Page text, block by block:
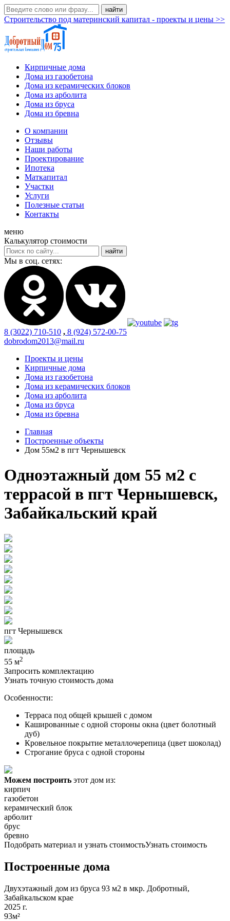
Строительство под материнский капитал - проекты и цены >>
Кирпичные дома
Дома из газобетона
Дома из керамических блоков
Дома из арболита
Дома из бруса
Дома из бревна
О компании
Отзывы
Наши работы
Проектирование
Ипотека
Маткапитал
Участки
Услуги
Полезные статьи
Контакты
меню
Калькулятор стоимости
Мы в соц. сетях:
8 (3022) 710-510 , 8 (924) 572-00-75
dobrodom2013@mail.ru
Проекты и цены
Кирпичные дома
Дома из газобетона
Дома из керамических блоков
Дома из арболита
Дома из бруса
Дома из бревна
Главная
Построенные объекты
Дом 55м2 в пгт Чернышевск
Одноэтажный дом 55 м2 с
террасой в пгт Чернышевск,
Забайкальский край
пгт Чернышевск
площадь
55 м2
Запросить комплектацию
Узнать точную стоимость дома
Особенности:
Терраса под общей крышей с домом
Кашированные с одной стороны окна (цвет болотный
дуб)
Кровельное покрытие металлочерепица (цвет шоколад)
Строгание бруса с одной стороны
Можем построить этот дом из:
кирпич
газобетон
керамический блок
арболит
брус
бревно
Подобрать материал и узнать стоимостьУзнать стоимость
Построенные дома
Двухэтажный дом из бруса 93 м2 в мкр. Добротный,
Забайкальском крае
2025 г.
93м²